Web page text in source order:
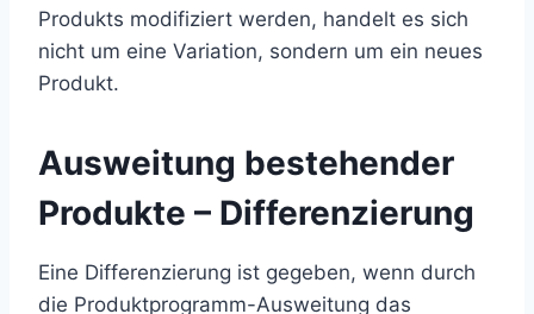
Produkts modifiziert werden, handelt es sich
nicht um eine Variation, sondern um ein neues
Produkt.
Ausweitung bestehender
Produkte – Differenzierung
Eine Differenzierung ist gegeben, wenn durch
die Produktprogramm-Ausweitung das